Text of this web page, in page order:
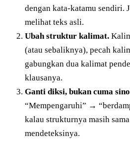
dengan kata-katamu sendiri.
melihat teks asli.
Ubah struktur kalimat.
(atau sebaliknya), pecah
gabungkan dua kalimat
klausanya.
Ganti diksi, bukan cuma
“Mempengaruhi” →
kalau strukturnya masih
mendeteksinya.